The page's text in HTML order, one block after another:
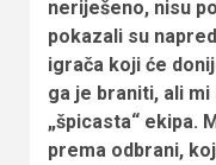
neriješeno, nisu
pokazali su
igrača koji će
ga je braniti, ali
„špicasta“ ekipa.
prema odbrani,